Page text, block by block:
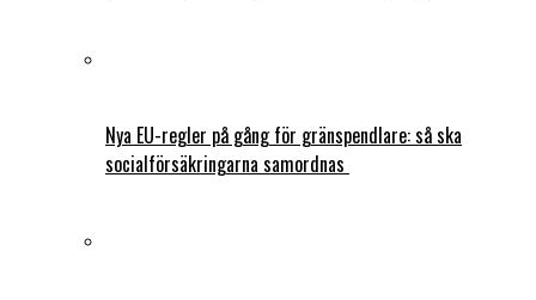
Nya EU-regler på gång för gränspendlare: så ska
socialförsäkringarna samordnas